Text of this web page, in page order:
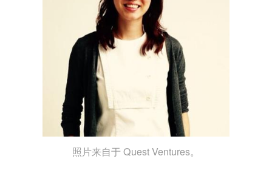
照片来自于 Quest Ventures。